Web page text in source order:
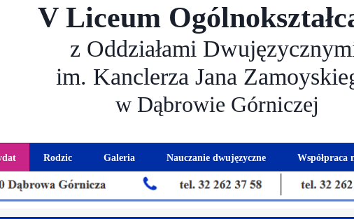
Rodzic
Harmonogram spotkań z rodzicami
Galeria Nauczanie dwujęzyczne
Kadra dwujęzyczna
Współpraca
dla kandydatów
V Liceum
z Oddziałami
im. Kanclerza Jana
w Dąbrowie Górniczej